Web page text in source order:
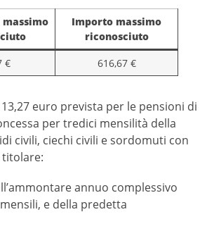
Importo massimo
riconosciuto
€ 616,67 €
euro prevista per le pensioni di
per tredici mensilità della
civili, ciechi civili e sordomuti con
titolare:
annuo complessivo
e della predetta